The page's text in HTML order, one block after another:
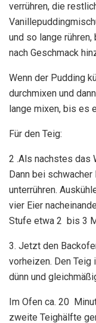
verrühren, die
und so lange
nach Geschmack
Wenn der Pudding
durchmixen und
lange mixen, bis es
Für den Teig:
2 .Als nachstes das
Dann bei
unterrühren.
vier Eier
Stufe etwa 2 bis 3
3. Jetzt den
vorheizen. Den Teig
dünn und
Im Ofen ca. 20
zweite Teighälfte